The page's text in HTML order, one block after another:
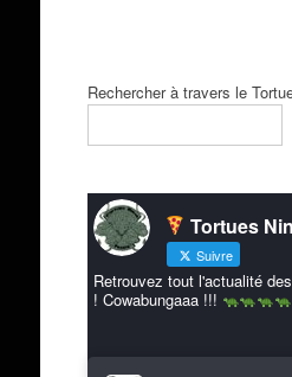
Rechercher à travers le
Tortues
Suivre
Retrouvez tout l'actualité
! Cowabungaaa !!!